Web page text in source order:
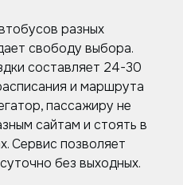
разных
свободу выбора.
составляет 24-30
и маршрута
пассажиру не
сайтам и стоять в
Сервис позволяет
без выходных.